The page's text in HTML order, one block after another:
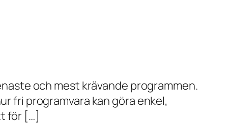
och mest krävande programmen.
fri programvara kan göra enkel,
för […]